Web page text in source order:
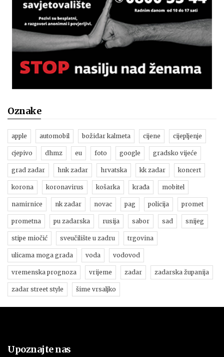
Oznake
apple automobil božidar kalmeta cijene cijepljenje
cjepivo dhmz eu foto google gradsko vijeće
grad zadar hnk zadar hrvatska kk zadar koncert
korona koronavirus košarka krađa mobitel
namirnice nk zadar novac pag policija promet
prometna pu zadarska rusija sabor sad snijeg
stipe miočić sveučilište u zadru trgovina
ulicama moga grada voda vodovod
vremenska prognoza vrijeme zadar zadarska županija
zadar street style šime vrsaljko
Upoznajte nas